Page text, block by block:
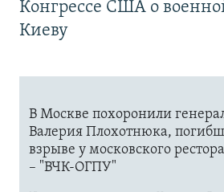
Конгрессе США о
Киеву